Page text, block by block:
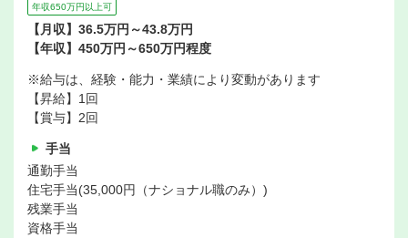
年収650万円以上可
【月収】36.5万円～43.8万円
【年収】450万円～650万円程度
※給与は、経験・能力・業績により変動があります
【昇給】1回
【賞与】2回
手当
通勤手当
住宅手当(35,000円（ナショナル職のみ）)
残業手当
資格手当